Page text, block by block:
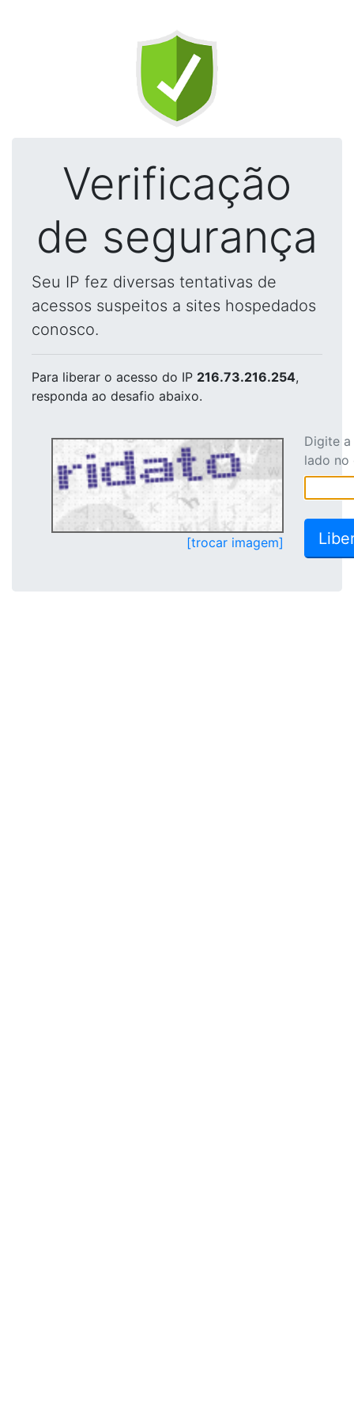
Verificação
de segurança
Seu IP fez diversas tentativas de
acessos suspeitos a sites hospedados
conosco.
Para liberar o acesso do IP 216.73.216.254,
responda ao desafio abaixo.
[trocar imagem]
Digite
lado no